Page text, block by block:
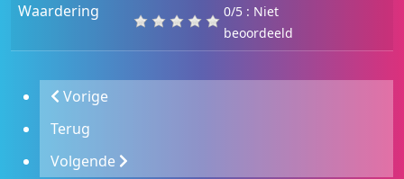
Waardering
0/5 : Niet
beoordeeld
Vorige
Terug
Volgende